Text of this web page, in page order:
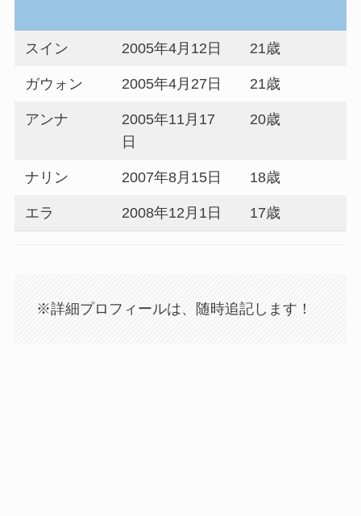
スイン 2005年4月12日 21歳
ガウォン 2005年4月27日 21歳
アンナ
2005年11月17
日
20歳
ナリン 2007年8月15日 18歳
エラ 2008年12月1日 17歳
※詳細プロフィールは、随時追記します！